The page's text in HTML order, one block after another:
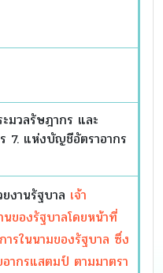
มวลรัษฎากร และ
7. แห่งบัญชีอัตราอากร
งานรัฐบาล เจ้า
ของรัฐบาลโดยหน้าที่
รในนามของรัฐบาล ซึ่ง
อากรแสตมป์ ตามมาตรา